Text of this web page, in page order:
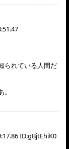
られている人間だ
ID:gBjtEhiK0